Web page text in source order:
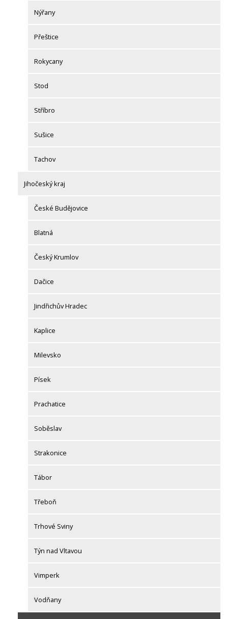
Nýřany
Přeštice
Rokycany
Stod
Stříbro
Sušice
Tachov
Jihočeský kraj
České Budějovice
Blatná
Český Krumlov
Dačice
Jindřichův Hradec
Kaplice
Milevsko
Písek
Prachatice
Soběslav
Strakonice
Tábor
Třeboň
Trhové Sviny
Týn nad Vltavou
Vimperk
Vodňany